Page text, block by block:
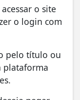
o site
o login com
pelo título ou
plataforma